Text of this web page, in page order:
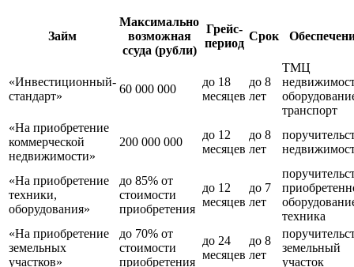
Займ
Максимально
возможная
ссуда (рубли)
Грейс-
период
Срок
«Инвестиционный-
стандарт»
60 000 000
до 18
месяцев
до 8
лет
ТМЦ
транспорт
«На приобретение
коммерческой
недвижимости»
200 000 000
до 12
месяцев
до 8
лет
«На приобретение
техники,
оборудования»
до 85% от
стоимости
приобретения
до 12
месяцев
до 7
лет
техника
«На приобретение
земельных
участков»
до 70% от
стоимости
приобретения
до 24
месяцев
до 8
лет
земельный
участок